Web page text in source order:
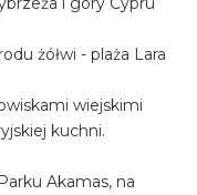
żółwi - plaża Lara
wiejskimi
kuchni.
Akamas, na